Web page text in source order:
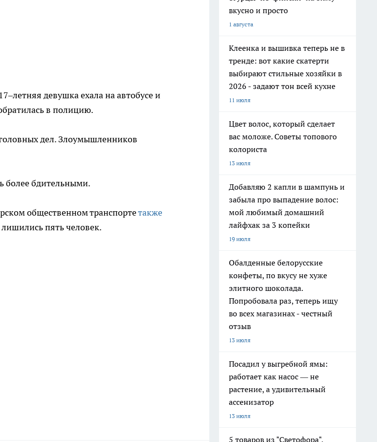
девушка ехала на автобусе и
в полицию.
дел. Злоумышленников
более бдительными.
общественном транспортетакже
пять человек.
вкусно и просто
1 августа
Клеенка и вышивка теперь не в
тренде: вот какие скатерти
выбирают стильные хозяйки в
2026 - задают тон всей кухне
11 июля
Цвет волос, который сделает
вас моложе. Советы топового
колориста
13 июля
Добавляю 2 капли в шампунь и
забыла про выпадение волос:
мой любимый домашний
лайфхак за 3 копейки
19 июля
Обалденные белорусские
конфеты, по вкусу не хуже
элитного шоколада.
Попробовала раз, теперь ищу
во всех магазинах - честный
отзыв
13 июля
Посадил у выгребной ямы:
работает как насос — не
растение, а удивительный
ассенизатор
13 июля
5 товаров из "Светофора",